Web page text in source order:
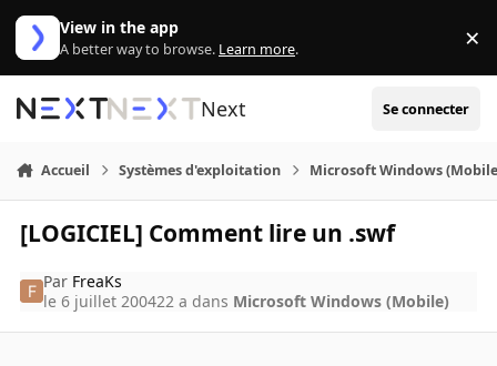
Aller au contenu
View in the app
A better way to browse. Learn more. ×
Next Se connecter
Accueil Systèmes d'exploitation Microsoft Windows
[LOGICIEL] Comment lire un .swf
Par FreaKs
le 6 juillet 200422 a dans Microsoft Windows (Mobile)